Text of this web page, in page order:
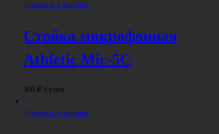
Добавить в корзину
Стойка микрофонная
Athletic Mic-5C
300 ₽ /сутки
Добавить в корзину